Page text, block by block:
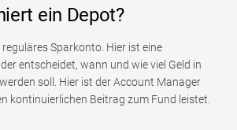
ein Depot?
Sparkonto. Hier ist eine
entscheidet, wann und wie viel Geld in
soll. Hier ist der Account Manager
kontinuierlichen Beitrag zum Fund leistet.